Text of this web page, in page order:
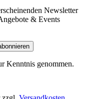
Newsletter
& Events
Kenntnis genommen.